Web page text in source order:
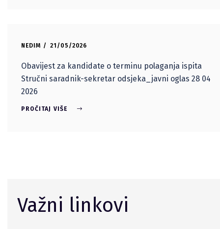
NEDIM 21/05/2026
Obavijest za kandidate o terminu polaganja ispita
Stručni saradnik-sekretar odsjeka_javni oglas 28 04
2026
PROČITAJ VIŠE
Važni linkovi